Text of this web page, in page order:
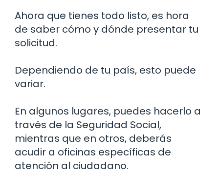
Ahora que tienes todo listo, es hora
de saber cómo y dónde presentar tu
solicitud.
Dependiendo de tu país, esto puede
variar.
En algunos lugares, puedes hacerlo a
través de la Seguridad Social,
mientras que en otros, deberás
acudir a oficinas específicas de
atención al ciudadano.